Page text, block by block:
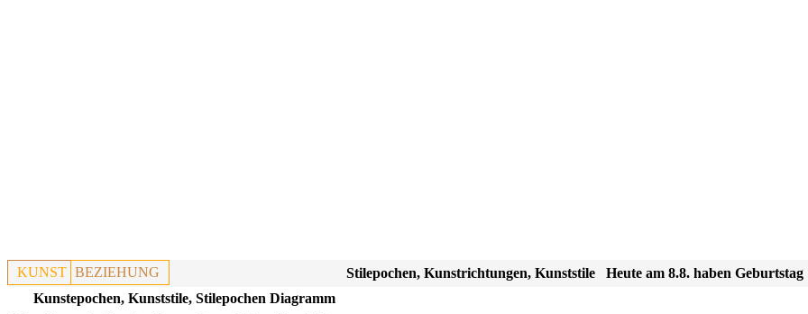
KUNST BEZIEHUNG Heute am 8.8. haben Geburtstag
Stilepochen, Kunstrichtungen, Kunststile
Kunstepochen, Kunststile, Stilepochen Diagramm